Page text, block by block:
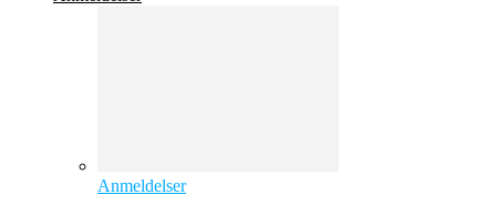
Anmeldelser